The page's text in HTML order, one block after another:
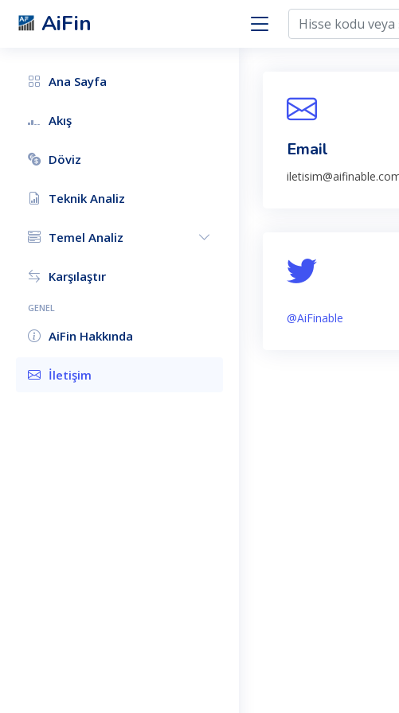
AiFin
Ana Sayfa
Akış
Döviz
Teknik Analiz
Temel Analiz
Karşılaştır
GENEL
AiFin Hakkında
İletişim
Email
@AiFinable